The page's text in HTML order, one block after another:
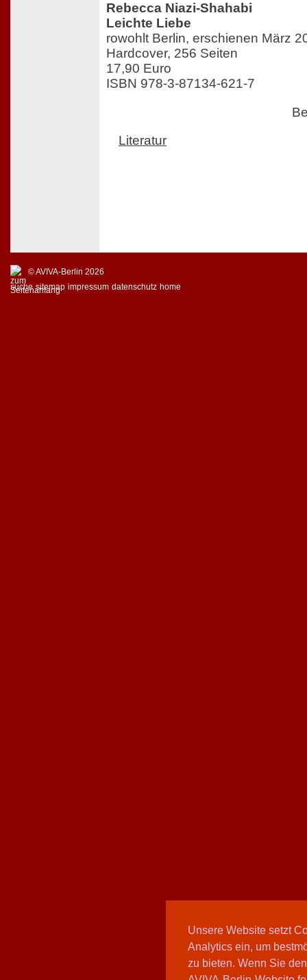
Unsere Website setzt
Analytics ein, um
zu bieten. Wenn Sie
Rebecca Niazi-Shahabi
Leichte Liebe
rowohlt Berlin, erschienen März
Hardcover, 256 Seiten
17,90 Euro
ISBN 978-3-87134-621-7
Literatur
© AVIVA-Berlin 2026
suche sitemap impressum datenschutz home